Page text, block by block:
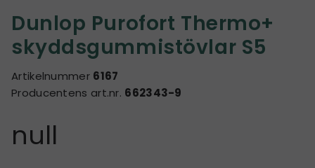
Dunlop Purofort Thermo+
skyddsgummistövlar S5
Artikelnummer 6167
Producentens art.nr. 662343-9
null